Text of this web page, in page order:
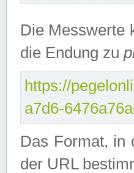
Die Messwerte
die Endung zu
https://
a7d6-
Das Format, in
der URL